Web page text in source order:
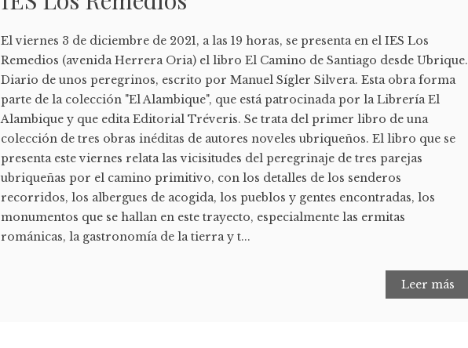
El viernes 3 de diciembre de 2021, a las 19 horas, se presenta en el IES Los
Remedios (avenida Herrera Oria) el libro El Camino de Santiago desde Ubrique.
Diario de unos peregrinos, escrito por Manuel Sígler Silvera. Esta obra forma
parte de la colección "El Alambique", que está patrocinada por la Librería El
Alambique y que edita Editorial Tréveris. Se trata del primer libro de una
colección de tres obras inéditas de autores noveles ubriqueños. El libro que se
presenta este viernes relata las vicisitudes del peregrinaje de tres parejas
ubriqueñas por el camino primitivo, con los detalles de los senderos
recorridos, los albergues de acogida, los pueblos y gentes encontradas, los
monumentos que se hallan en este trayecto, especialmente las ermitas
románicas, la gastronomía de la tierra y t...
Leer más